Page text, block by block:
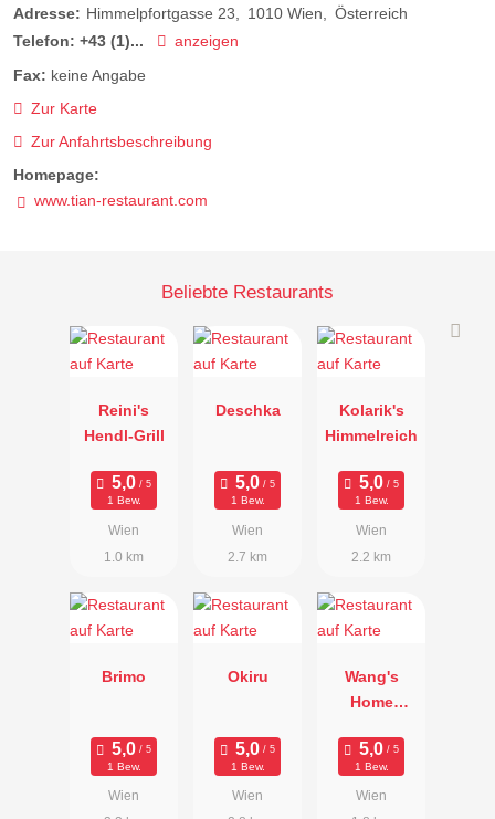
Adresse: Himmelpfortgasse 23 1010 Wien
Österreich
Telefon: +43 (1)...
anzeigen
Fax: keine Angabe
Zur Karte
Zur Anfahrtsbeschreibung
Homepage:
www.tian-restaurant.com
Beliebte Restaurants
Reini's
Hendl-Grill
1 Bew.
Wien
1.0 km
Deschka
1 Bew.
Wien
2.7 km
Kolarik's
Himmelreich
1 Bew.
Wien
2.2 km
Brimo
1 Bew.
Wien
Okiru
1 Bew.
Wien
Wang's
Home
1 Bew.
Wien